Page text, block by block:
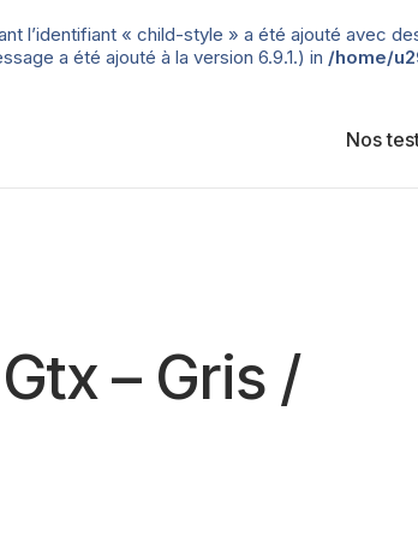
l’identifiant « child-style » a été ajouté avec
a été ajouté à la version 6.9.1.) in /home/
Nos
– Gris /